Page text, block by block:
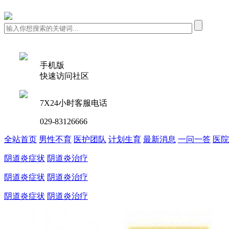
手机版
快速访问社区
7X24小时客服电话
029-83126666
全站首页 男性不育 医护团队 计划生育 最新消息 一问一答 医
阴道炎症状 阴道炎治疗
阴道炎症状 阴道炎治疗
阴道炎症状 阴道炎治疗